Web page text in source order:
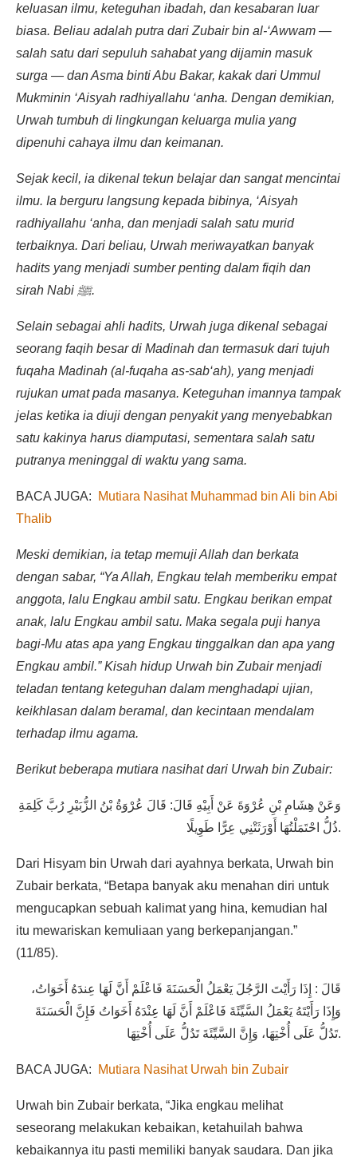
keluasan ilmu, keteguhan ibadah, dan kesabaran luar
biasa. Beliau adalah putra dari Zubair bin al-‘Awwam —
salah satu dari sepuluh sahabat yang dijamin masuk
surga — dan Asma binti Abu Bakar, kakak dari Ummul
Mukminin ‘Aisyah radhiyallahu ‘anha. Dengan demikian,
Urwah tumbuh di lingkungan keluarga mulia yang
dipenuhi cahaya ilmu dan keimanan.
Sejak kecil, ia dikenal tekun belajar dan sangat mencintai
ilmu. Ia berguru langsung kepada bibinya, ‘Aisyah
radhiyallahu ‘anha, dan menjadi salah satu murid
terbaiknya. Dari beliau, Urwah meriwayatkan banyak
hadits yang menjadi sumber penting dalam fiqih dan
sirah Nabi ﷺ.
Selain sebagai ahli hadits, Urwah juga dikenal sebagai
seorang faqih besar di Madinah dan termasuk dari tujuh
fuqaha Madinah (al-fuqaha as-sab‘ah), yang menjadi
rujukan umat pada masanya. Keteguhan imannya tampak
jelas ketika ia diuji dengan penyakit yang menyebabkan
satu kakinya harus diamputasi, sementara salah satu
putranya meninggal di waktu yang sama.
BACA JUGA:
Mutiara Nasihat Muhammad bin Ali bin Abi
Thalib
Meski demikian, ia tetap memuji Allah dan berkata
dengan sabar, “Ya Allah, Engkau telah memberiku empat
anggota, lalu Engkau ambil satu. Engkau berikan empat
anak, lalu Engkau ambil satu. Maka segala puji hanya
bagi-Mu atas apa yang Engkau tinggalkan dan apa yang
Engkau ambil.” Kisah hidup Urwah bin Zubair menjadi
teladan tentang keteguhan dalam menghadapi ujian,
keikhlasan dalam beramal, dan kecintaan mendalam
terhadap ilmu agama.
Berikut beberapa mutiara nasihat dari Urwah bin Zubair:
وَعَنْ هِشَامِ بْنِ عُرْوَةَ عَنْ أَبِيْهِ قَالَ: قَالَ عُرْوَةُ بْنُ الزُّبَيْرِ رُبَّ كَلِمَةِ
ذُلُّ احْتَمَلْتُهَا أَوْرَثَتْنِي عِرًّا طَوِيلًا.
Dari Hisyam bin Urwah dari ayahnya berkata, Urwah bin
Zubair berkata, “Betapa banyak aku menahan diri untuk
mengucapkan sebuah kalimat yang hina, kemudian hal
itu mewariskan kemuliaan yang berkepanjangan.”
(11/85).
قَالَ : إِذَا رَأَيْتَ الرَّجُلَ يَعْمَلُ الْحَسَنَةَ فَاعْلَمْ أَنَّ لَهَا عِندَهُ أَخَوَاتُ،
وَإِذَا رَأَيْتَهُ يَعْمَلُ السَّيِّئَةَ فَاعْلَمْ أَنَّ لَهَا عِنْدَهُ أَخَوَاتُ فَإِنَّ الْحَسَنَةَ
تَدُلُّ عَلَى أُخْتِهَا، وَإِنَّ السَّيِّئَةَ تَدُلُّ عَلَى أُخْتِهَا.
BACA JUGA: Mutiara Nasihat Urwah bin Zubair
Urwah bin Zubair berkata, “Jika engkau melihat
seseorang melakukan kebaikan, ketahuilah bahwa
kebaikannya itu pasti memiliki banyak saudara. Dan jika